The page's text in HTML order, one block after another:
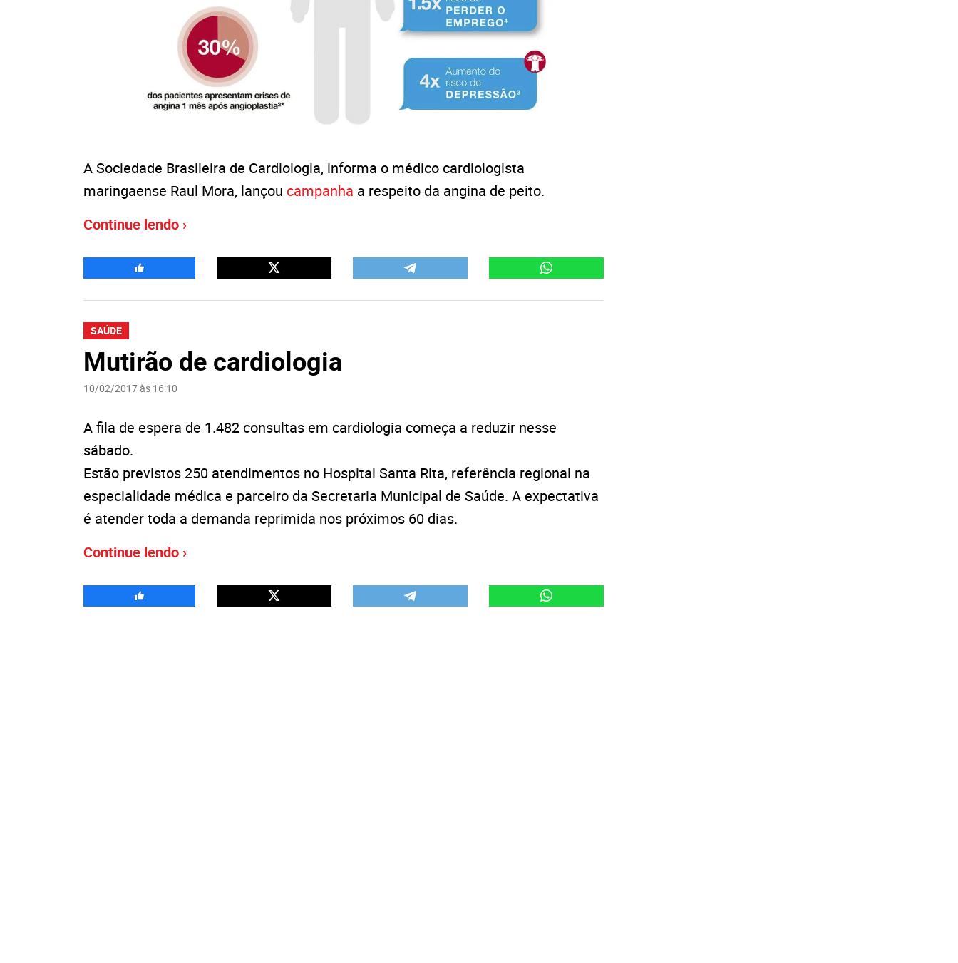
A Sociedade Brasileira de Cardiologia, informa o médico cardiologista
maringaense Raul Mora, lançou campanha a respeito da angina de peito.
Continue lendo ›
SAÚDE
Mutirão de cardiologia
10/02/2017 às 16:10
A fila de espera de 1.482 consultas em cardiologia começa a reduzir nesse
sábado.
Estão previstos 250 atendimentos no Hospital Santa Rita, referência regional na
especialidade médica e parceiro da Secretaria Municipal de Saúde. A expectativa
é atender toda a demanda reprimida nos próximos 60 dias.
Continue lendo ›